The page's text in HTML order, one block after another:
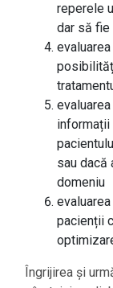
reperele
dar să fie
sau dacă
domeniu
pacienții
Îngrijirea și